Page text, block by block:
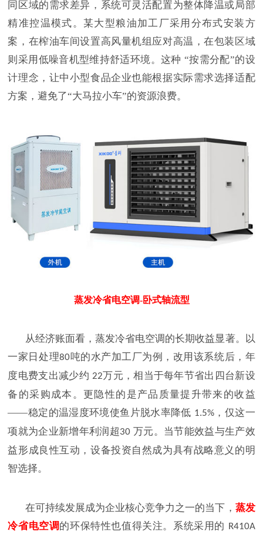
同区域的需求差异，系统可灵活配置为整体降温或局部
精准控温模式。某大型粮油加工厂采用分布式安装方
案，在榨油车间设置高风量机组应对高温，在包装区域
则采用低噪音机型维持舒适环境。这种 “按需分配”的设
计理念，让中小型食品企业也能根据实际需求选择适配
方案，避免了“大马拉小车”的资源浪费。
蒸发冷省电空调-卧式轴流型
从经济账面看，蒸发冷省电空调的长期收益显著。以
一家日处理80吨的水产加工厂为例，改用该系统后，年
度电费支出减少约 22万元，相当于每年节省出四台新设
备的采购成本。更隐性的是产品质量提升带来的收益
——稳定的温湿度环境使鱼片脱水率降低 1.5% ，仅这一
项就为企业新增年利润超30 万元。当节能效益与生产效
益形成良性互动，设备投资自然成为具有战略意义的明
智选择。
在可持续发展成为企业核心竞争力之一的当下， 蒸发
冷省电空调的环保特性也值得关注。系统采用的 R410A